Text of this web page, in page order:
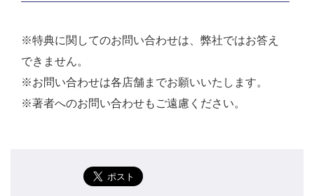
※特典に関してのお問い合わせは、弊社ではお答え
できません。
※お問い合わせは各店舗までお願いいたします。
※著者へのお問い合わせもご遠慮ください。